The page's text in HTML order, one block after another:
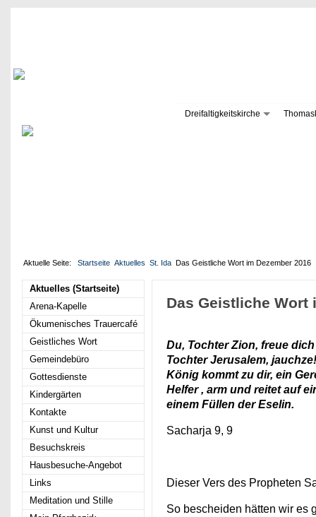
Dreifaltigkeitskirche
Aktuelle Seite: Startseite Aktuelles St. Ida Das Geistliche Wort im Dezember 2016
Aktuelles (Startseite)
Arena-Kapelle
Ökumenisches Trauercafé
Geistliches Wort
Gemeindebüro
Gottesdienste
Kindergärten
Kontakte
Kunst und Kultur
Besuchskreis
Hausbesuche-Angebot
Links
Meditation und Stille
Das Geistliche Wort
Du, Tochter Zion, freue
Tochter Jerusalem,
König kommt zu dir, ein
Helfer , arm und reitet auf
einem Füllen der Eselin.
Sacharja 9, 9
Dieser Vers des Propheten
So bescheiden hätten wir es